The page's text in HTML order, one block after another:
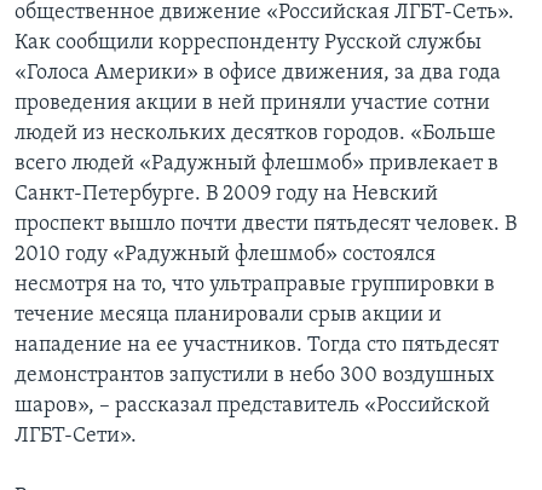
общественное движение «Российская ЛГБТ-Сеть».
Как сообщили корреспонденту Русской службы
«Голоса Америки» в офисе движения, за два года
проведения акции в ней приняли участие сотни
людей из нескольких десятков городов. «Больше
всего людей «Радужный флешмоб» привлекает в
Санкт-Петербурге. В 2009 году на Невский
проспект вышло почти двести пятьдесят человек. В
2010 году «Радужный флешмоб» состоялся
несмотря на то, что ультраправые группировки в
течение месяца планировали срыв акции и
нападение на ее участников. Тогда сто пятьдесят
демонстрантов запустили в небо 300 воздушных
шаров», – рассказал представитель «Российской
ЛГБТ-Сети».